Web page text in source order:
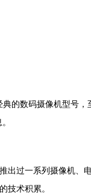
的数码摄像机型号
出过一系列摄像机、
技术积累。